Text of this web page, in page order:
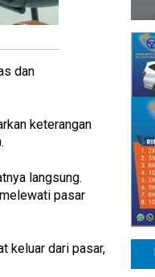
dan
keterangan
langsung.
pasar
keluar dari pasar,